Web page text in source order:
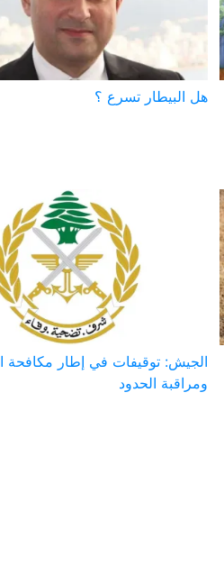
هل البيطار تسرع ؟
الجيش: توقيفات في إطار مكافحة
ومراقبة الحدود